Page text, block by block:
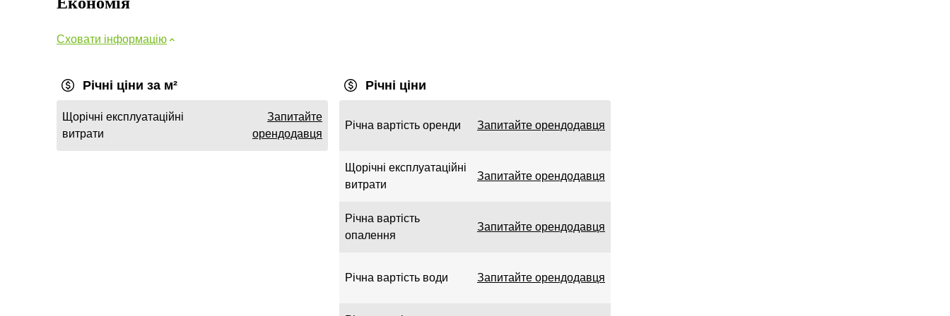
Сховати інформацію
Річні ціни за м²
Щорічні експлуатаційні
витрати
Запитайте
орендодавця
Річні ціни
Річна вартість оренди Запитайте орендодавця
Щорічні експлуатаційні
витрати
Запитайте орендодавця
Річна вартість
опалення
Запитайте орендодавця
Річна вартість води Запитайте орендодавця